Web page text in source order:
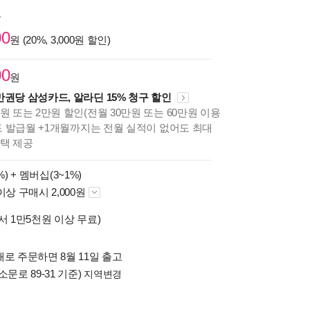
원 (20%, 3,000원 할인)
원
권당 삼성카드, 알라딘 15% 청구 할인
또는 2만원 할인(전월 30만원 또는 60만원 이용
발급월 +1개월까지는 전월 실적이 없어도 최대
제공
+ 멤버십(3~1%)
상 구매시 2,000원
1만5천원 이상 무료)
로 주문하면 8월 11일 출고
문로 89-31 기준) 지역변경